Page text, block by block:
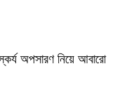
অপসারণ নিয়ে আবারো